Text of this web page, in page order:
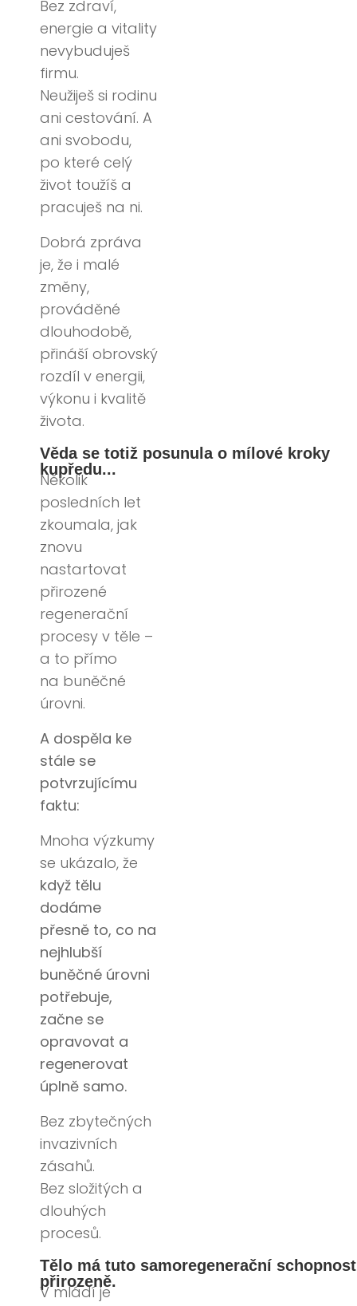
Bez zdraví,
energie a vitality
nevybuduješ
firmu.
Neužiješ si rodinu
ani cestování. A
ani svobodu,
po které celý
život toužíš a
pracuješ na ni.
Dobrá zpráva
je, že i malé
změny,
prováděné
dlouhodobě,
přináší obrovský
rozdíl v energii,
výkonu i kvalitě
života.
Věda se totiž posunula o mílové kroky
kupředu...
Několik
posledních let
zkoumala, jak
znovu
nastartovat
přirozené
regenerační
procesy v těle –
a to přímo
na buněčné
úrovni.
A dospěla ke
stále se
potvrzujícímu
faktu:
Mnoha výzkumy
se ukázalo, že
když tělu
dodáme
přesně to, co na
nejhlubší
buněčné úrovni
potřebuje,
začne se
opravovat a
regenerovat
úplně samo.
Bez zbytečných
invazivních
zásahů.
Bez složitých a
dlouhých
procesů.
Tělo má tuto samoregenerační schopnost
přirozeně.
V mládí je